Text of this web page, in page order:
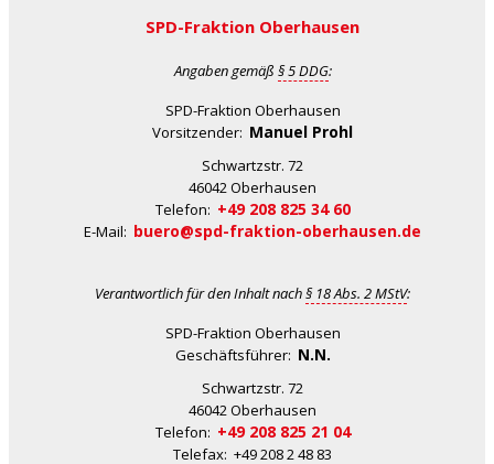
SPD-Fraktion Oberhausen
Angaben gemäß § 5 DDG:
SPD-Fraktion Oberhausen
Vorsitzender: Manuel Prohl
Schwartzstr. 72
46042 Oberhausen
Telefon: +49 208 825 34 60
E-Mail: buero@spd-fraktion-oberhausen.de
Verantwortlich für den Inhalt nach§ 18 Abs. 2 MStV:
SPD-Fraktion Oberhausen
Geschäftsführer: N.N.
Schwartzstr. 72
46042 Oberhausen
Telefon: +49 208 825 21 04
Telefax: +49 208 2 48 83